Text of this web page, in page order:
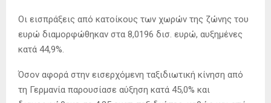
Οι εισπράξεις από κατοίκους των χωρών της ζώνης του
ευρώ διαμορφώθηκαν στα 8,0196 δισ. ευρώ, αυξημένες
κατά 44,9%.
Όσον αφορά στην εισερχόμενη ταξιδιωτική κίνηση από
τη Γερμανία παρουσίασε αύξηση κατά 45,0% και